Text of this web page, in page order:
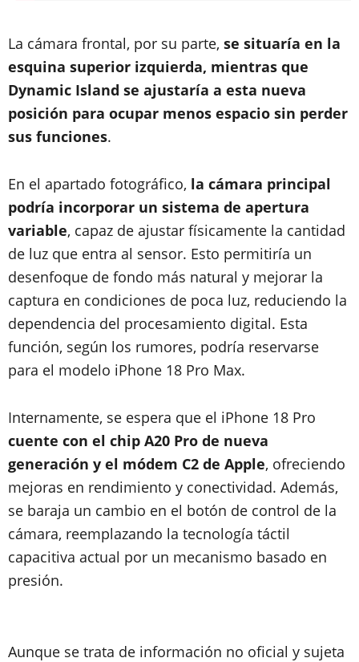
La cámara frontal, por su parte, se situaría en la
esquina superior izquierda, mientras que
Dynamic Island se ajustaría a esta nueva
posición para ocupar menos espacio sin perder
sus funciones.
En el apartado fotográfico, la cámara principal
podría incorporar un sistema de apertura
variable, capaz de ajustar físicamente la cantidad
de luz que entra al sensor. Esto permitiría un
desenfoque de fondo más natural y mejorar la
captura en condiciones de poca luz, reduciendo la
dependencia del procesamiento digital. Esta
función, según los rumores, podría reservarse
para el modelo iPhone 18 Pro Max.
Internamente, se espera que el iPhone 18 Pro
cuente con el chip A20 Pro de nueva
generación y el módem C2 de Apple, ofreciendo
mejoras en rendimiento y conectividad. Además,
se baraja un cambio en el botón de control de la
cámara, reemplazando la tecnología táctil
capacitiva actual por un mecanismo basado en
presión.
Aunque se trata de información no oficial y sujeta